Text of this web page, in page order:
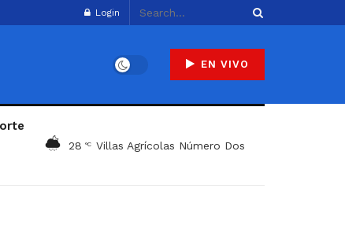
Login
EN VIVO
28 °C Villas Agrícolas Número Dos